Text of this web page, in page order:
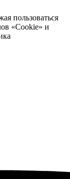
пользоваться
«Cookie» и